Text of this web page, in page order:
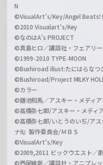
N
©VisualArt's/Key/Angel Beats!
©2010 Visualart's/Key
©なのはA's PROJECT
©真島ヒロ／講談社・フェアリ
©1999-2010 TYPE-MOON
©Bushiroad illust:たにはらなつ
©Bushiroad/Project MILKY
©カラー
©鎌池和馬／アスキー・メディア
©高橋弥七郎/アスキー・メディ
©高橋弥七郎/いとうのいぢ/アス
ナII』製作委員会/ＭＢＳ
©VisualArt's/Key
©2009,2011 ビックウエスト／
©西尾維新／講談社・アニプレ